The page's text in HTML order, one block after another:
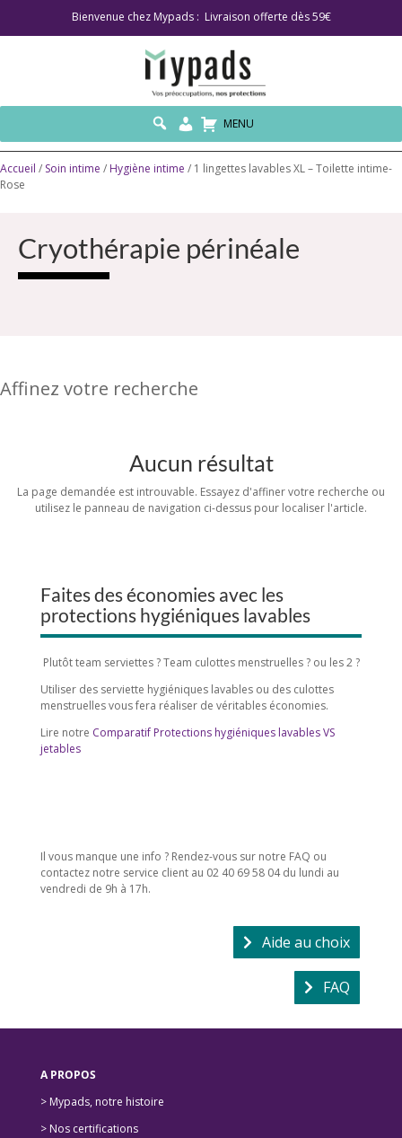
Bienvenue chez Mypads : Livraison offerte dès 59€
MENU
Accueil / Soin intime / Hygiène intime / 1 lingettes lavables XL – Toilette intime-
Rose
Cryothérapie périnéale
Affinez votre recherche
Aucun résultat
La page demandée est introuvable. Essayez d'affiner votre recherche ou
utilisez le panneau de navigation ci-dessus pour localiser l'article.
Faites des économies avec les
protections hygiéniques lavables
Plutôt team serviettes ? Team culottes menstruelles ? ou les 2 ?
Utiliser des serviette hygiéniques lavables ou des culottes
menstruelles vous fera réaliser de véritables économies.
Lire notre Comparatif Protections hygiéniques lavables VS
jetables
Il vous manque une info ? Rendez-vous sur notre FAQ ou
contactez notre service client au 02 40 69 58 04 du lundi au
vendredi de 9h à 17h.
Aide au choix
FAQ
A PROPOS
> Mypads, notre histoire
> Nos certifications